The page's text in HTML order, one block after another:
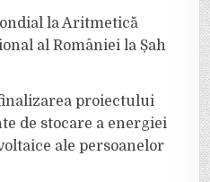
la Aritmetică
al României la Șah
proiectului
de stocare a energiei
ale persoanelor